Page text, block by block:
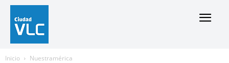
Inicio Nuestramérica